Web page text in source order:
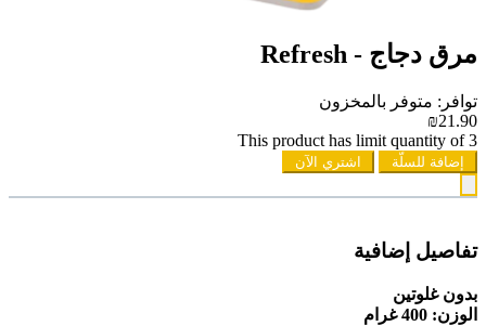
مرق دجاج - Refresh
توافر: متوفر بالمخزون
₪21.90
This product has limit quantity of 3
إضافة للسلّة اشتري الآن
تفاصيل إضافية
بدون غلوتين
الوزن: 400 غرام